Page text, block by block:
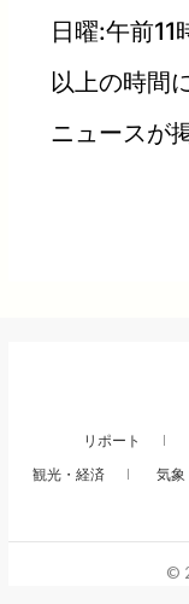
日曜:午前11
以上の時間
ニュースが
リポート
観光・経済
気象
©